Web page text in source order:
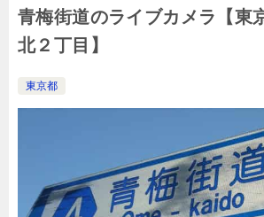
青梅街道のライブカメラ【東
北２丁目】
東京都